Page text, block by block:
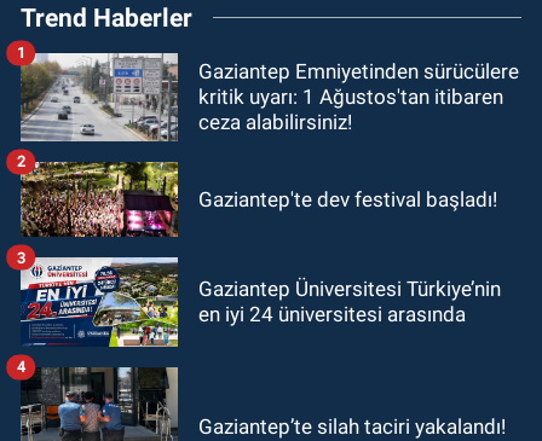
Trend Haberler
Gaziantep Emniyetinden sürücülere
kritik uyarı: 1 Ağustos'tan itibaren
ceza alabilirsiniz!
1
Gaziantep'te dev festival başladı!
2
Gaziantep Üniversitesi Türkiye’nin
en iyi 24 üniversitesi arasında
3
Gaziantep’te silah taciri yakalandı!
4